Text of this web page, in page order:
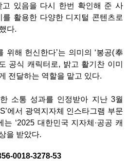
고 있음을 다시 한번 확인해 준 사
를 활용한 다양한 디지털 콘텐츠로
다.
위해 헌신한다’는 의미의 ‘봉공(奉
공식 캐릭터로, 밝고 활기찬 이미
전달하는 역할을 맡고 있다.
소통 성과를 인정받아 지난 3월
에서 광역지자체 인스타그램 부문
‘2025 대한민국 지자체·공공 캐
을 받았다.
0018-3278-53